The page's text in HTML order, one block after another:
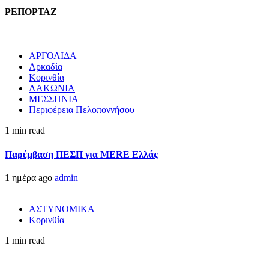
ΡΕΠΟΡΤΑΖ
ΑΡΓΟΛΙΔΑ
Αρκαδία
Κορινθία
ΛΑΚΩΝΙΑ
ΜΕΣΣΗΝΙΑ
Περιφέρεια Πελοποννήσου
1 min read
Παρέμβαση ΠΕΣΠ για MERE Ελλάς
1 ημέρα ago admin
ΑΣΤΥΝΟΜΙΚΑ
Κορινθία
1 min read